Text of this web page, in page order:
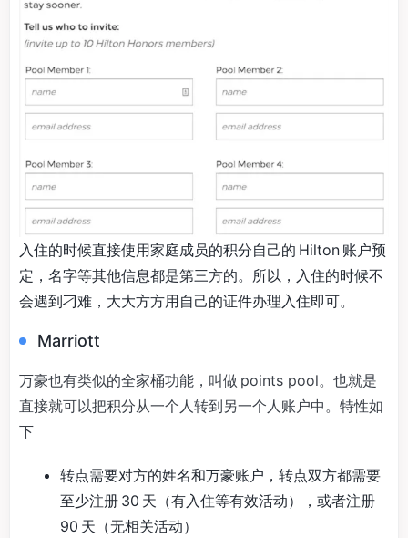
入住的时候直接使用家庭成员的积分自己的 Hilton 账户预
定，名字等其他信息都是第三方的。所以，入住的时候不
会遇到刁难，大大方方用自己的证件办理入住即可。
Marriott
万豪也有类似的全家桶功能，叫做 points pool。也就是
直接就可以把积分从一个人转到另一个人账户中。特性如
下
转点需要对方的姓名和万豪账户，转点双方都需要
至少注册 30 天（有入住等有效活动），或者注册
90 天（无相关活动）